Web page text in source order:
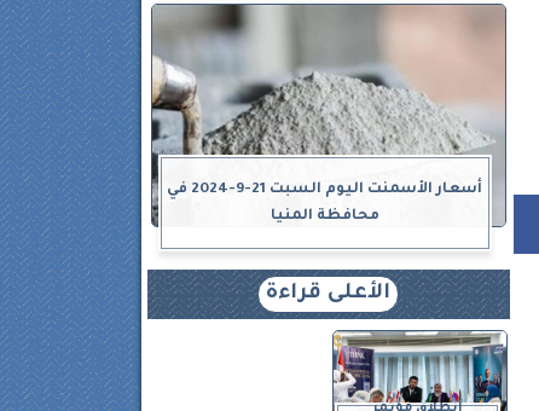
أسعار الأسمنت اليوم السبت 21-9-2024 في
محافظة المنيا
الأعلى قراءة
انطلاق مؤتمر